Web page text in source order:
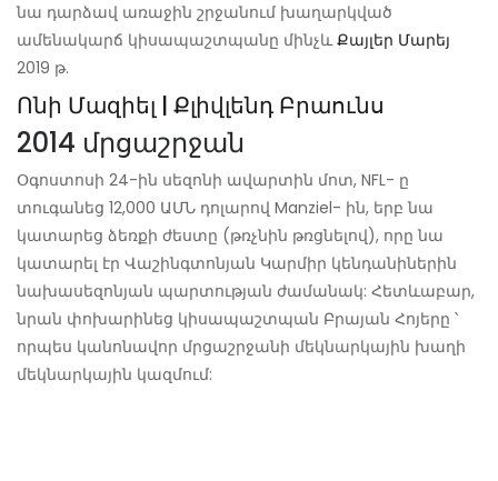
նա դարձավ առաջին շրջանում խաղարկված
ամենակարճ կիսապաշտպանը մինչևՔայլեր Մարեյ
2019 թ.
Ոնի Մազիել | Քլիվլենդ Բրաունս
2014 մրցաշրջան
Օգոստոսի 24-ին սեզոնի ավարտին մոտ, NFL- ը
տուգանեց 12,000 ԱՄՆ դոլարով Manziel- ին, երբ նա
կատարեց ձեռքի ժեստը (թռչնին թռցնելով), որը նա
կատարել էր Վաշինգտոնյան Կարմիր կենդանիներին
նախասեզոնյան պարտության ժամանակ: Հետևաբար,
նրան փոխարինեց կիսապաշտպան Բրայան Հոյերը ՝
որպես կանոնավոր մրցաշրջանի մեկնարկային խաղի
մեկնարկային կազմում: